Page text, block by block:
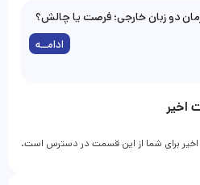
اخیر
اخیر برای شما از این قسمت در دسترس است.
دو زبان خارجی؛ فرصت یا چالش؟
ادامــه